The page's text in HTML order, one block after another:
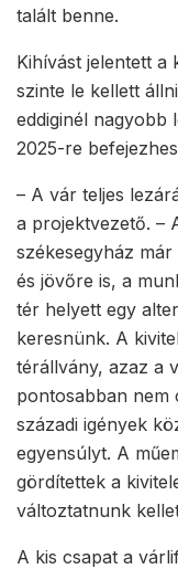
talált benne.
Kihívást jelentett a
szinte le kellett
eddiginél nagyobb
2025-re
– A vár teljes
a projektvezető. –
székesegyház
és jövőre is, a
tér helyett egy
keresnünk. A
térállvány, azaz a
pontosabban nem
századi igények
egyensúlyt. A
gördítettek a
változtatnunk
A kis csapat a